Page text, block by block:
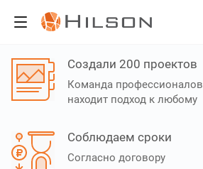
Создали 200 проектов
Команда профессионалов
находит подход к любому
Соблюдаем сроки
Согласно договору